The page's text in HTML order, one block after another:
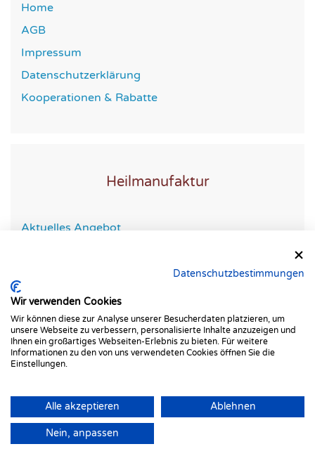
Home
AGB
Impressum
Datenschutzerklärung
Kooperationen & Rabatte
Heilmanufaktur
Aktuelles Angebot
Yoga & Yogatherapie
Preise & Gutscheine
Kontakt
Heilmanufaktur
Datenschutzbestimmungen
Wir verwenden Cookies
Wir können diese zur Analyse unserer Besucherdaten platzieren, um
unsere Webseite zu verbessern, personalisierte Inhalte anzuzeigen und
Ihnen ein großartiges Webseiten-Erlebnis zu bieten. Für weitere
Informationen zu den von uns verwendeten Cookies öffnen Sie die
Einstellungen.
Alle akzeptieren Ablehnen
Nein, anpassen